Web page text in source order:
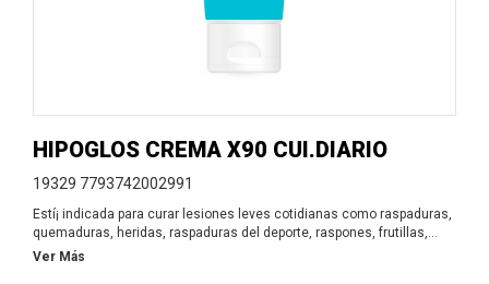
HIPOGLOS CREMA X90 CUI.DIARIO
19329 7793742002991
Estí¡ indicada para curar lesiones leves cotidianas como raspaduras,
quemaduras, heridas, raspaduras del deporte, raspones, frutillas,
irritación de la piel del niño y el adulto, enrojecimiento de la piel por
Ver Más